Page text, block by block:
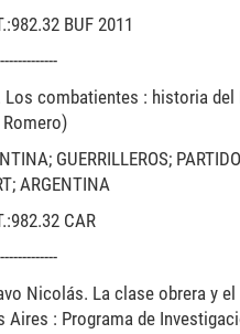
BUF 2011
Los combatientes : historia del
GUERRILLEROS;
ARGENTINA
CAR
Nicolás. La clase obrera y
Aires : Programa de